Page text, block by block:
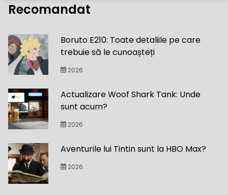
Recomandat
Boruto E210: Toate detaliile pe care
trebuie să le cunoașteți
2026
Actualizare Woof Shark Tank: Unde
sunt acum?
2026
Aventurile lui Tintin sunt la HBO Max?
2026